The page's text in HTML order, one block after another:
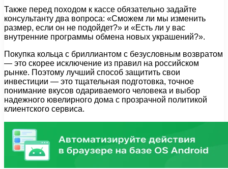
Также перед походом к кассе обязательно задайте
консультанту два вопроса: «Сможем ли мы изменить
размер, если он не подойдет?» и «Есть ли у вас
внутренние программы обмена новых украшений?».
Покупка кольца с бриллиантом с безусловным возвратом
— это скорее исключение из правил на российском
рынке. Поэтому лучший способ защитить свои
инвестиции — это тщательная подготовка, точное
понимание вкусов одариваемого человека и выбор
надежного ювелирного дома с прозрачной политикой
клиентского сервиса.